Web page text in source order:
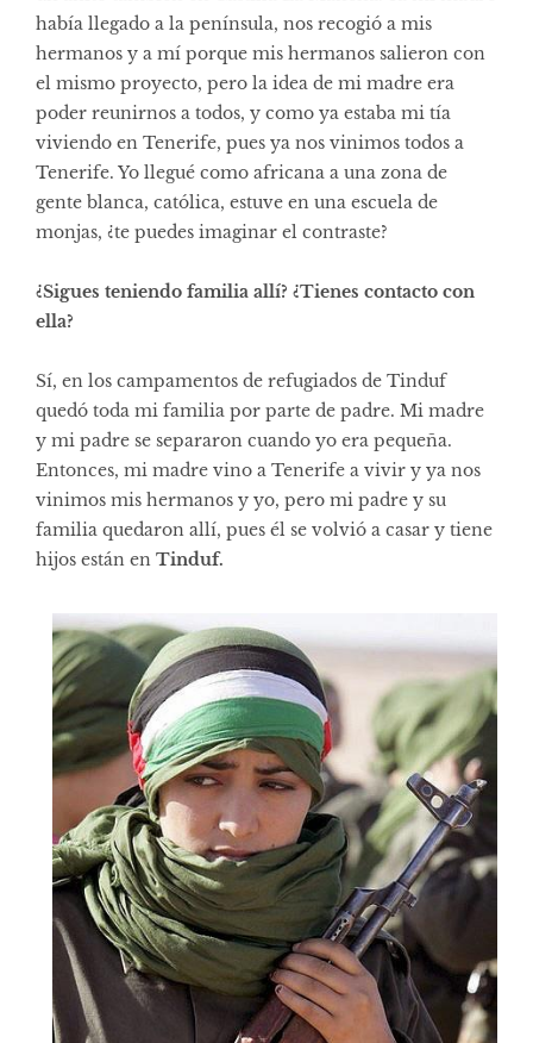
había llegado a la península, nos recogió a mis
hermanos y a mí porque mis hermanos salieron con
el mismo proyecto, pero la idea de mi madre era
poder reunirnos a todos, y como ya estaba mi tía
viviendo en Tenerife, pues ya nos vinimos todos a
Tenerife. Yo llegué como africana a una zona de
gente blanca, católica, estuve en una escuela de
monjas, ¿te puedes imaginar el contraste?
¿Sigues teniendo familia allí? ¿Tienes contacto con
ella?
Sí, en los campamentos de refugiados de Tinduf
quedó toda mi familia por parte de padre. Mi madre
y mi padre se separaron cuando yo era pequeña.
Entonces, mi madre vino a Tenerife a vivir y ya nos
vinimos mis hermanos y yo, pero mi padre y su
familia quedaron allí, pues él se volvió a casar y tiene
hijos están en Tinduf.